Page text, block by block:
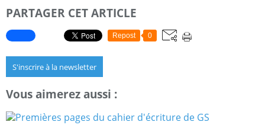
PARTAGER CET ARTICLE
Repost 0
S'inscrire à la newsletter
Vous aimerez aussi :